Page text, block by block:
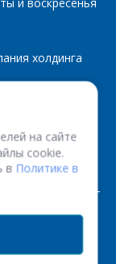
на сайте
cookie.
в Политике в
холдинга
220108,
г.